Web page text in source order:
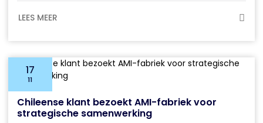
LEES MEER
17
11
Chileense klant bezoekt AMI-fabriek voor
strategische samenwerking